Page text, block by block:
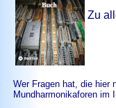
Zu
Wer Fragen hat, die hier
Mundharmonikaforen im